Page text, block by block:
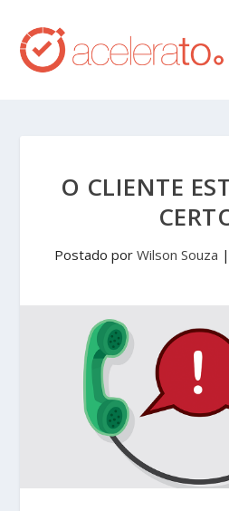
O CLIENTE
Postado por Wilson Souza |